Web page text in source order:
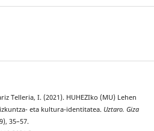
Telleria, I. (2021). HUHEZIko (MU) Lehen
eta kultura-identitatea. Uztaro. Giza
35–57.